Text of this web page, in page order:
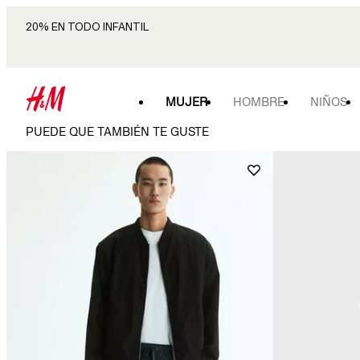
20% EN TODO INFANTIL
MUJER HOMBRE NIÑOS
PUEDE QUE TAMBIÉN TE GUSTE